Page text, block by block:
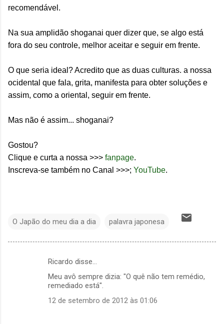
recomendável.
Na sua amplidão shoganai quer dizer que, se algo está
fora do seu controle, melhor aceitar e seguir em frente.
O que seria ideal? Acredito que as duas culturas. a nossa
ocidental que fala, grita, manifesta para obter soluções e
assim, como a oriental, seguir em frente.
Mas não é assim... shoganai?
Gostou?
Clique e curta a nossa >>> fanpage.
Inscreva-se também no Canal >>>; YouTube.
O Japão do meu dia a dia palavra japonesa
Ricardo disse…
Meu avô sempre dizia: "O quê não tem remédio,
remediado está".
12 de setembro de 2012 às 01:06